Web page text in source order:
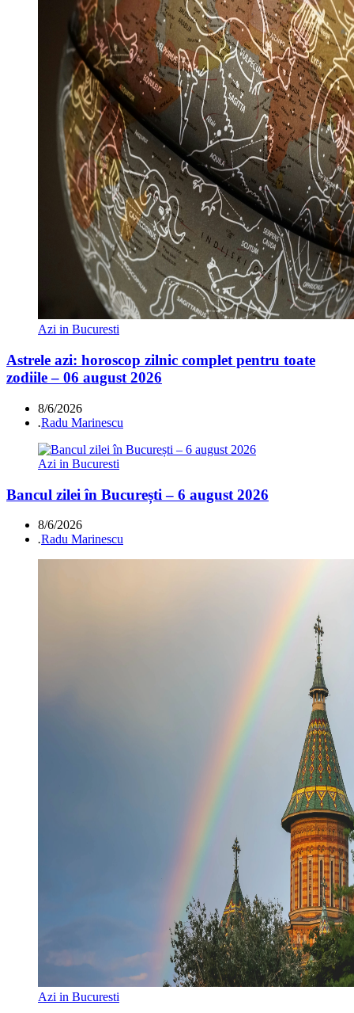
Azi in Bucuresti
Astrele azi: horoscop zilnic complet pentru toate
zodiile – 06 august 2026
8/6/2026
.Radu Marinescu
Azi in Bucuresti
Bancul zilei în București – 6 august 2026
8/6/2026
.Radu Marinescu
Azi in Bucuresti